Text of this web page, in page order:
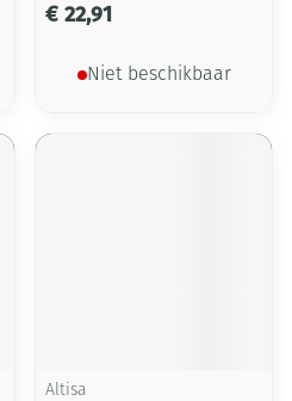
€ 22,91
Niet beschikbaar
Altisa